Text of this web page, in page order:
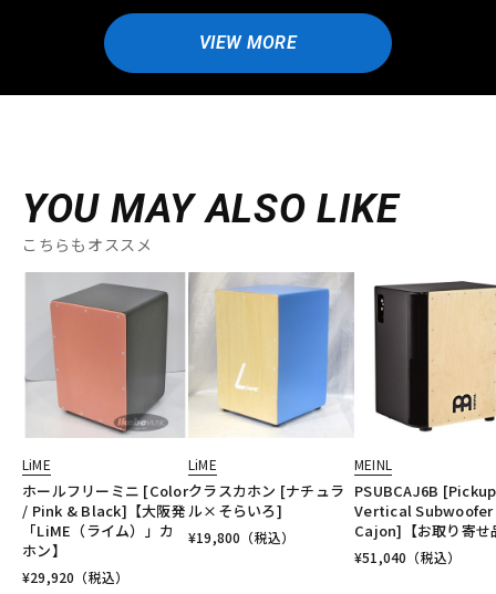
VIEW MORE
YOU MAY ALSO LIKE
こちらもオススメ
LiME
ホールフリーミニ [Color
/ Pink & Black]【大阪発
「LiME（ライム）」カ
ホン】
¥29,920 （税込）
LiME
クラスカホン [ナチュラ
ル×そらいろ]
¥19,800 （税込）
MEINL
PSUBCAJ6B [Pickup
Vertical Subwoofer
Cajon]【お取り寄せ
¥51,040 （税込）